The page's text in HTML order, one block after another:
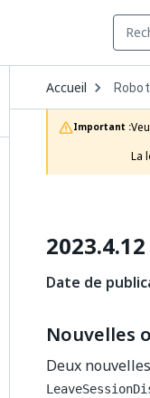
Accueil Open
to
choose
Robot
Important :
La
2023.4.12
Date de
Nouvelles
Deux